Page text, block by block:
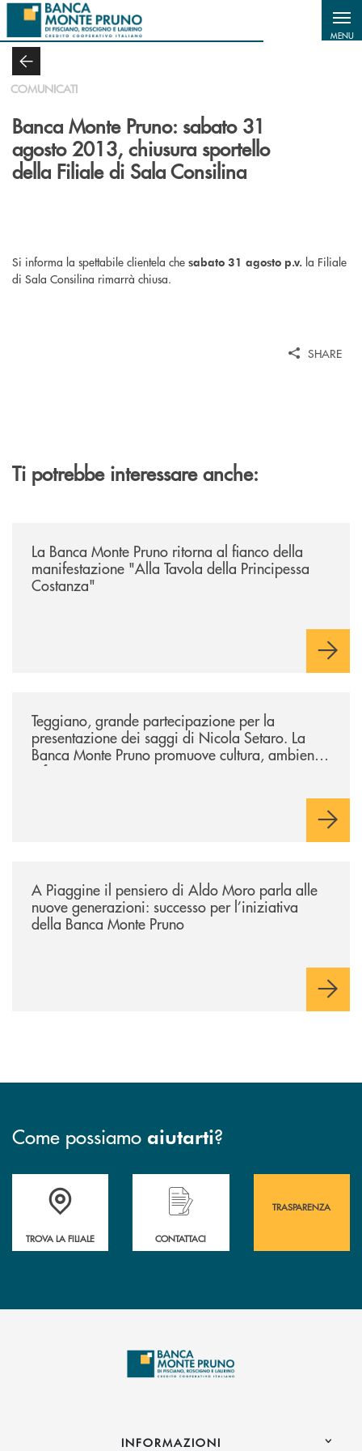
Salta al contenuto principale
MENU
COMUNICATI
Banca Monte Pruno: sabato 31
agosto 2013, chiusura sportello
della Filiale di Sala Consilina
Si informa la spettabile clientela che sabato 31 agosto p.v. la Filiale
di Sala Consilina rimarrà chiusa.
SHARE
Ti potrebbe interessare anche:
La Banca Monte Pruno ritorna al fianco della
manifestazione "Alla Tavola della Principessa
Costanza"
Teggiano, grande partecipazione per la
presentazione dei saggi di Nicola Setaro. La
Banca Monte Pruno promuove cultura, ambiente
e futuro
A Piaggine il pensiero di Aldo Moro parla alle
nuove generazioni: successo per l’iniziativa
della Banca Monte Pruno
Come possiamo aiutarti?
Accedi all' elenco completo&nbsp; delle&nbsp; filiali&nbsp; di Banca
TROVA LA FILIALE
Hai bisogno di assistenza immediata?
CONTATTACI
TRASPARENZA
INFORMAZIONI